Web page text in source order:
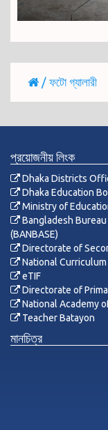
/ ফটো গ্যালারী
প্রয়োজনীয় লিংক
Dhaka Districts
Dhaka Education
Ministry of
Bangladesh
(BANBASE)
Directorate of
National
eTIF
Directorate of
National Academy
Teacher Batayon
মানচিত্র